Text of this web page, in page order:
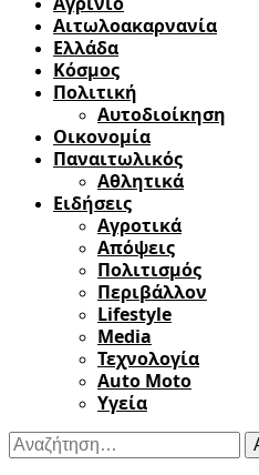
Αιτωλοακαρνανία
Ελλάδα
Κόσμος
Πολιτική
Αυτοδιοίκηση
Οικονομία
Παναιτωλικός
Αθλητικά
Ειδήσεις
Αγροτικά
Απόψεις
Πολιτισμός
Περιβάλλον
Lifestyle
Media
Τεχνολογία
Auto Moto
Υγεία
Αναζήτηση
για: